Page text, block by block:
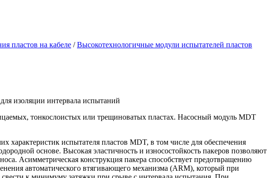
пластов на кабеле /Высокотехнологичные модули испытателей пластов
изоляции интервала испытаний
тонкослоистых или трещиноватых пластах. Насосный модуль MDT
характеристик испытателя пластов MDT, в том числе для обеспечения
основе. Высокая эластичность и износостойкость пакеров позволяют
Асимметрическая конструкция пакера способствует предотвращению
автоматического втягивающего механизма (ARM), который при